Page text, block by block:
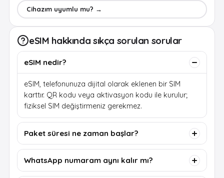
Cihazım uyumlu mu? →
eSIM hakkında sıkça sorulan sorular
eSIM nedir?
eSIM, telefonunuza dijital olarak eklenen bir SIM
karttır. QR kodu veya aktivasyon kodu ile kurulur;
fiziksel SIM değiştirmeniz gerekmez.
Paket süresi ne zaman başlar?
WhatsApp numaram aynı kalır mı?